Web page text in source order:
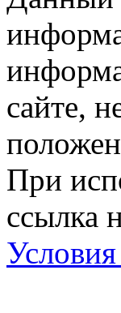
сайте,
При
ссылка